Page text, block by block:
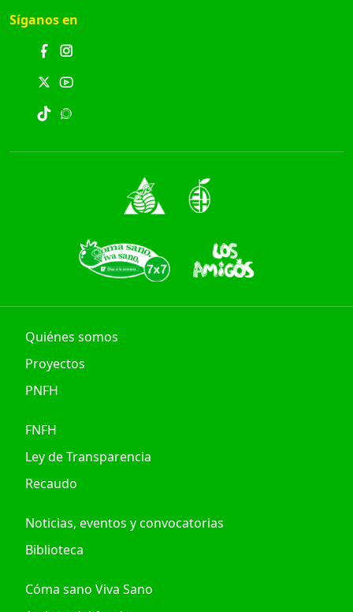
Síganos en
Quiénes somos
Proyectos
PNFH
FNFH
Ley de Transparencia
Recaudo
Noticias, eventos y convocatorias
Biblioteca
Cóma sano Viva Sano